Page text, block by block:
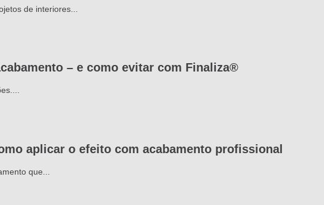
de interiores...
– e como evitar com Finaliza®
aplicar o efeito com acabamento profissional
que...